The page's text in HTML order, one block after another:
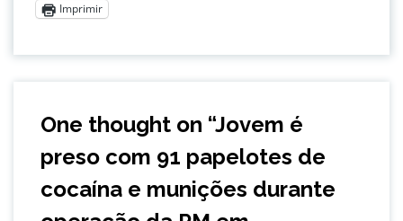
Imprimir
One thought on “Jovem é
preso com 91 papelotes de
cocaína e munições durante